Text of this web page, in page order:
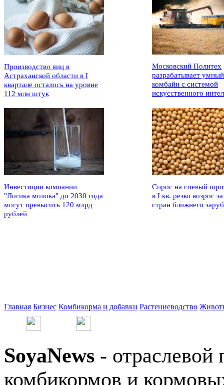
Производство яиц в
Астраханской области в I
квартале осталось на уровне
112 млн штук
Московский Политех
разрабатывает умный
комбайн с системой
искусственного
Инвестиции компании
"Логика молока" до 2030 года
могут превысить 120 млрд
рублей
Спрос на соевый
в I кв. резко возрос
стран ближнего
Главная Бизнес Комбикорма и добавки Растениеводство
SoyaNews - отраслевой
комбикормов и